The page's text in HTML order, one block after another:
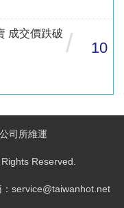
成交價跌破 / 10
司所維運
Reserved.
service@taiwanhot.net